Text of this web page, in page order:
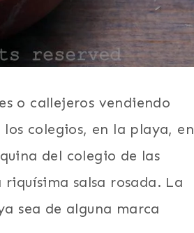
o callejeros vendiendo
colegios, en la playa, en
del colegio de las
salsa rosada. La
sea de alguna marca